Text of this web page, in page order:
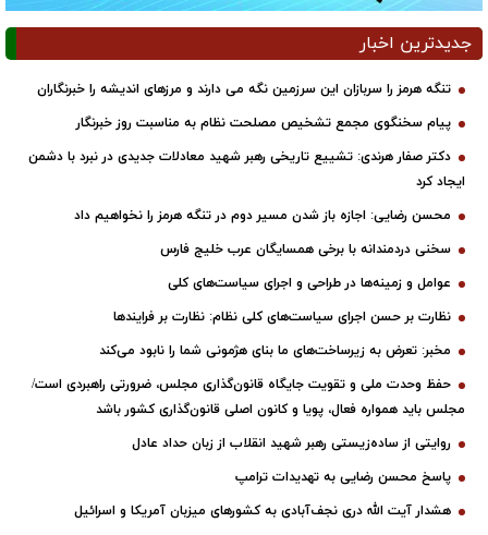
جدیدترین اخبار
تنگه هرمز را سربازان این سرزمین نگه می دارند و مرزهای اندیشه را خبرنگاران
پیام سخنگوی مجمع تشخیص مصلحت نظام به مناسبت روز خبرنگار
دکتر صفار هرندی: تشییع تاریخی رهبر شهید معادلات جدیدی در نبرد با دشمن
ایجاد کرد
محسن رضایی: اجازه باز شدن مسیر دوم در تنگه هرمز را نخواهیم داد
سخنی دردمندانه با برخی همسایگان عرب خلیج فارس
عوامل و زمینه‌ها در طراحی و اجرای سیاست‌های کلی
نظارت بر حسن اجرای سیاست‌های کلی نظام: نظارت بر فرایندها
مخبر: تعرض به زیرساخت‌های ما بنای هژمونی شما را نابود می‌کند
حفظ وحدت ملی و تقویت جایگاه قانون‌گذاری مجلس، ضرورتی راهبردی است/
مجلس باید همواره فعال، پویا و کانون اصلی قانون‌گذاری کشور باشد
روایتی از ساده‌زیستی رهبر شهید انقلاب از زبان حداد عادل
پاسخ محسن رضایی به تهدیدات ترامپ
هشدار آیت الله دری نجف‌آبادی به کشورهای میزبان آمریکا و اسرائیل